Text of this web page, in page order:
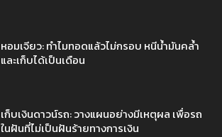
หอมเจียว: ทำไมทอดแล้วไม่กรอบ หนีน้ำมันคล้ำ
และเก็บได้เป็นเดือน
เก็บเงินดาวน์รถ: วางแผนอย่างมีเหตุผล เพื่อรถ
ในฝันที่ไม่เป็นฝันร้ายทางการเงิน